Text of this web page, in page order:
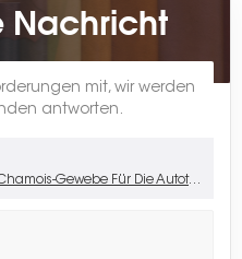
Nachricht
mit, wir werden
antworten.
Hoch Saugfähiges Synthetisches Chamois-Gewebe Für Die Autotrocknung